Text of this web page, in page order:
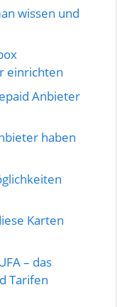
wissen und
einrichten
Anbieter
haben
Karten
– das
Tarifen